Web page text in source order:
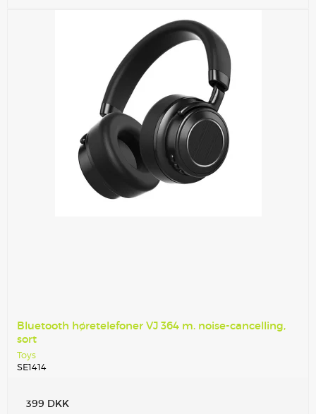
Bluetooth høretelefoner VJ 364 m. noise-cancelling,
sort
Toys
SE1414
399 DKK